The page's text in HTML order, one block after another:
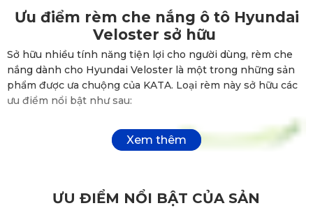
Ưu điểm rèm che nắng ô tô Hyundai
Veloster sở hữu
Sở hữu nhiều tính năng tiện lợi cho người dùng, rèm che
nắng dành cho Hyundai Veloster là một trong những sản
phẩm được ưa chuộng của KATA. Loại rèm này sở hữu các
ưu điểm nổi bật như sau:
ƯU ĐIỂM NỔI BẬT CỦA SẢN